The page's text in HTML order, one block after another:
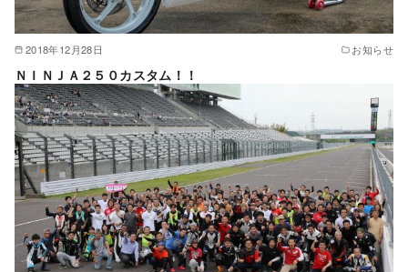
2018年12月28日 お知らせ
ＮＩＮＪＡ２５０カスタム！！